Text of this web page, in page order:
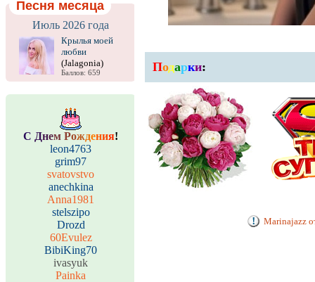
Песня месяца
Июль 2026 года
Крылья моей
любви
(Jalagonia)
Баллов: 659
С Днем Рождения!
leon4763
grim97
svatovstvo
anechkina
Anna1981
stelszipo
Drozd
60Evulez
BibiKing70
ivasyuk
Painka
Подарки:
Marinajazz